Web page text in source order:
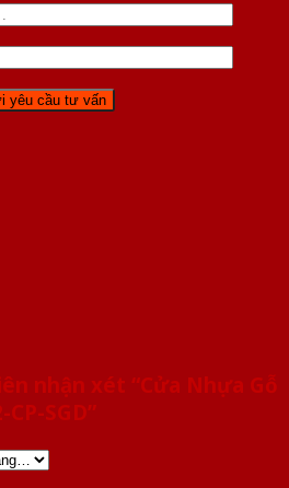
nhận xét “Cửa Nhựa Gỗ
SGD”